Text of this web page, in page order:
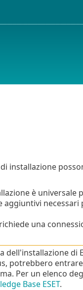
installazione
è universale
aggiuntivi necessari
una
di
potrebbero
Per un elenco
Base ESET.